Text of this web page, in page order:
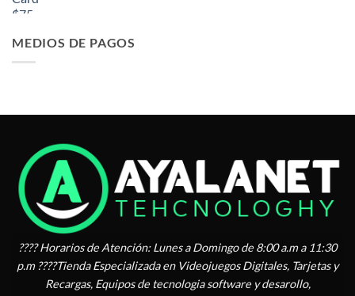
era:
MEDIOS DE PAGOS
???? Horarios de Atención: Lunes a Domingo de 8:00 a.m a 11:30
p.m ????Tienda Especializada en Videojuegos Digitales, Tarjetas y
Recargas, Equipos de tecnologia software y desarollo,